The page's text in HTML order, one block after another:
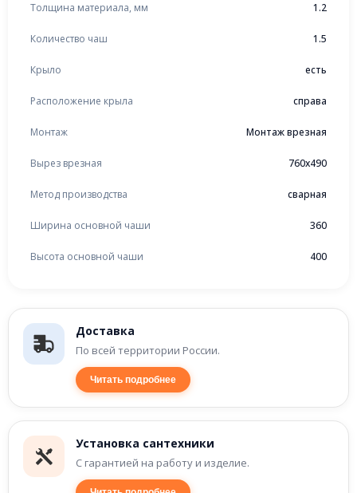
Доставка
По всей территории России.
Читать подробнее
Установка сантехники
С гарантией на работу и изделие.
Толщина материала, мм 1.2
Количество чаш 1.5
Крыло есть
Расположение крыла справа
Монтаж Монтаж врезная
Вырез врезная 760x490
Метод производства сварная
Ширина основной чаши 360
Высота основной чаши 400